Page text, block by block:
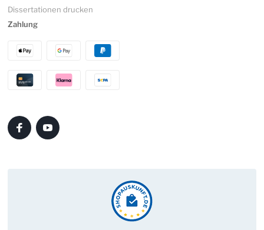
Dissertationen drucken
Zahlung